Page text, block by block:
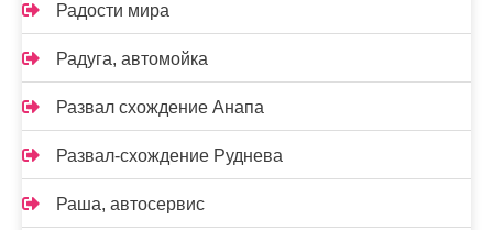
Радости мира
Радуга, автомойка
Развал схождение Анапа
Развал-схождение Руднева
Раша, автосервис